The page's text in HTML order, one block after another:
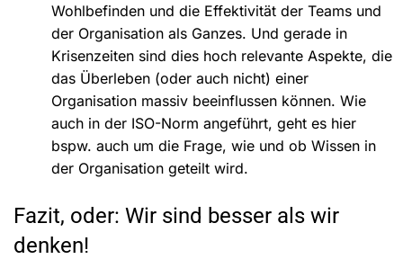
Wohlbefinden und die Effektivität der Teams und
der Organisation als Ganzes. Und gerade in
Krisenzeiten sind dies hoch relevante Aspekte, die
das Überleben (oder auch nicht) einer
Organisation massiv beeinflussen können. Wie
auch in der ISO-Norm angeführt, geht es hier
bspw. auch um die Frage, wie und ob Wissen in
der Organisation geteilt wird.
Fazit, oder: Wir sind besser als wir
denken!